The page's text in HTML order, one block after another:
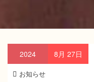
2024 8月 27日
お知らせ